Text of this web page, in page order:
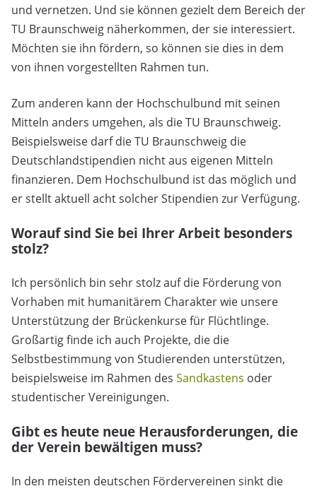
und vernetzen. Und sie können gezielt dem Bereich der
TU Braunschweig näherkommen, der sie interessiert.
Möchten sie ihn fördern, so können sie dies in dem
von ihnen vorgestellten Rahmen tun.
Zum anderen kann der Hochschulbund mit seinen
Mitteln anders umgehen, als die TU Braunschweig.
Beispielsweise darf die TU Braunschweig die
Deutschlandstipendien nicht aus eigenen Mitteln
finanzieren. Dem Hochschulbund ist das möglich und
er stellt aktuell acht solcher Stipendien zur Verfügung.
Worauf sind Sie bei Ihrer Arbeit besonders
stolz?
Ich persönlich bin sehr stolz auf die Förderung von
Vorhaben mit humanitärem Charakter wie unsere
Unterstützung der Brückenkurse für Flüchtlinge.
Großartig finde ich auch Projekte, die die
Selbstbestimmung von Studierenden unterstützen,
beispielsweise im Rahmen des Sandkastens oder
studentischer Vereinigungen.
Gibt es heute neue Herausforderungen, die
der Verein bewältigen muss?
In den meisten deutschen Fördervereinen sinkt die